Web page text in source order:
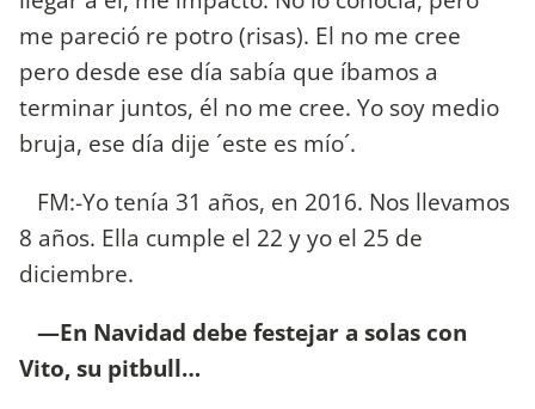
me pareció re potro (risas). El no me cree
pero desde ese día sabía que íbamos a
terminar juntos, él no me cree. Yo soy medio
bruja, ese día dije ´este es mío´.
FM:-Yo tenía 31 años, en 2016. Nos llevamos
8 años. Ella cumple el 22 y yo el 25 de
diciembre.
—En Navidad debe festejar a solas con
Vito, su pitbull…